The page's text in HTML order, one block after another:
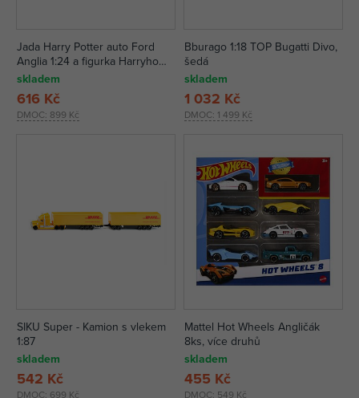
Jada Harry Potter auto Ford
Anglia 1:24 a figurka Harryho
Pottera
skladem
DMOC: 899 Kč
616 Kč
Bburago 1:18 TOP Bugatti Divo,
šedá
skladem
DMOC: 1 499 Kč
1 032 Kč
SIKU Super - Kamion s vlekem
1:87
skladem
DMOC: 699 Kč
542 Kč
Mattel Hot Wheels Angličák
8ks, více druhů
skladem
DMOC: 549 Kč
455 Kč